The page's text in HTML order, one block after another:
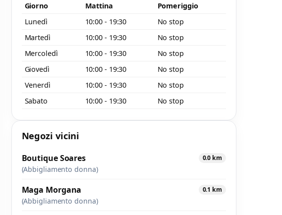
Giorno Mattina
Pomeriggio
Lunedì
10:00 - 19:30
No stop
Martedì
10:00 - 19:30
No stop
Mercoledì
10:00 - 19:30
No stop
Giovedì
10:00 - 19:30
No stop
Venerdì
10:00 - 19:30
No stop
Sabato
10:00 - 19:30 No stop
Negozi vicini
Boutique Soares 0.0 km
(Abbigliamento donna)
Maga Morgana 0.1 km
(Abbigliamento donna)
Invia messaggio